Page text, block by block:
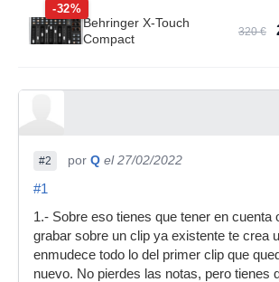
-32%
Behringer X-Touch
Compact
320 €
#2 por Q el 27/02/2022
#1
1.- Sobre eso tienes que tener en cuenta
grabar sobre un clip ya existente te crea
enmudece todo lo del primer clip que
nuevo. No pierdes las notas, pero tienes